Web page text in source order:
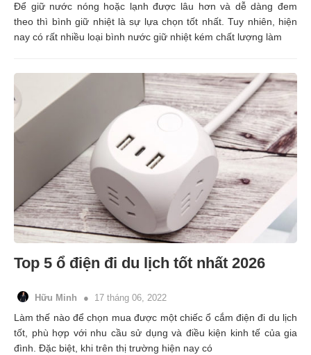
Để giữ nước nóng hoặc lạnh được lâu hơn và dễ dàng đem
theo thì bình giữ nhiệt là sự lựa chọn tốt nhất. Tuy nhiên, hiện
nay có rất nhiều loại bình nước giữ nhiệt kém chất lượng làm
Top 5 ổ điện đi du lịch tốt nhất 2026
Hữu Minh 17 tháng 06, 2022
Làm thế nào để chọn mua được một chiếc ổ cắm điện đi du lịch
tốt, phù hợp với nhu cầu sử dụng và điều kiện kinh tế của gia
đình. Đặc biệt, khi trên thị trường hiện nay có